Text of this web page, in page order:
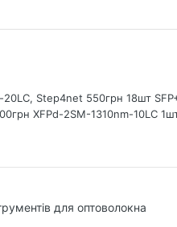
Step4net 550грн 18шт
XFPd-2SM-1310nm-10LC
для оптоволокна